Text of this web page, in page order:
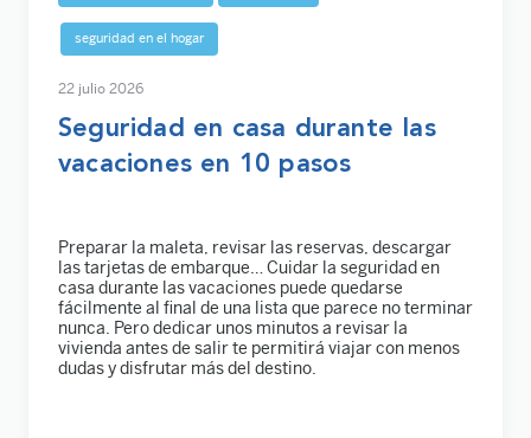
seguridad en el hogar
22 julio 2026
Seguridad en casa durante las
vacaciones en 10 pasos
Preparar la maleta, revisar las reservas, descargar
las tarjetas de embarque… Cuidar la seguridad en
casa durante las vacaciones puede quedarse
fácilmente al final de una lista que parece no terminar
nunca. Pero dedicar unos minutos a revisar la
vivienda antes de salir te permitirá viajar con menos
dudas y disfrutar más del destino.